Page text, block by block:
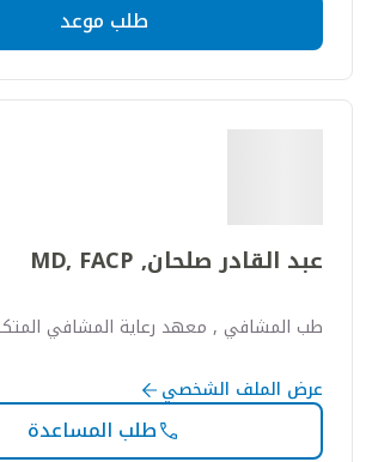
طلب موعد
عبد القادر صلحان, MD, FACP
طب المشافي , معهد رعاية المشافي
عرض الملف الشخصي
طلب المساعدة